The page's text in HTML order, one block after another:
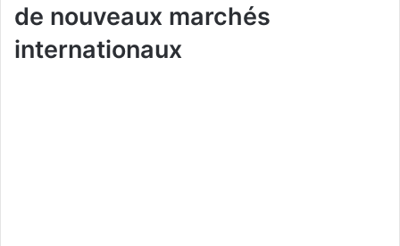
de nouveaux marchés
internationaux